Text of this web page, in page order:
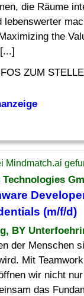
die Räume
lebenswerter
the
ZUM
Mindmatch.ai
(m/f/d)
BY
der Menschen
Mit
wir nicht
das